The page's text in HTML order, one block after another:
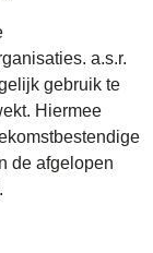
a.s.r.
gebruik te
Hiermee
de afgelopen